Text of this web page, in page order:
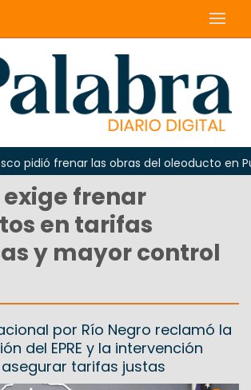
frenar las obras del oleoducto en
frenar
en tarifas
y mayor control
por Río Negro reclamó la
del EPRE y la intervención
tarifas justas